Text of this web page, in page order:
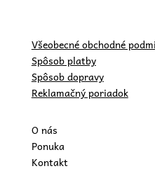
Všeobecné obchodné
Spôsob platby
Spôsob dopravy
Reklamačný poriadok
O nás
Ponuka
Kontakt